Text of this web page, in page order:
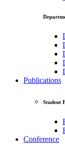
Publications
Student
Conference